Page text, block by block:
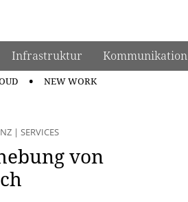
Infrastruktur Kommunikation
NEW WORK
| SERVICES
von